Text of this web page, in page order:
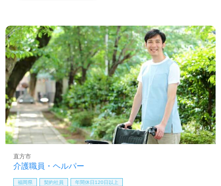
介護職員・ヘルパー
直方市
福岡県 契約社員 年間休日120日以上